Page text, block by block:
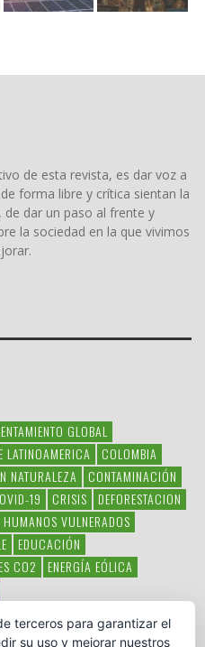
de esta revista, es dar voz a
forma libre y crítica sientan la
de dar un paso al frente y
la sociedad en la que vivimos
GLOBAL
LATINOAMERICA
COLOMBIA
NATURALEZA
CONTAMINACIÓN
19 CRISIS
DEFORESTACION
HUMANOS VULNERADOS
EDUCACIÓN
CO2
ENERGÍA EÓLICA
AMBIENTE
MÉXICO
terceros para garantizar el
su uso y mejorar nuestros